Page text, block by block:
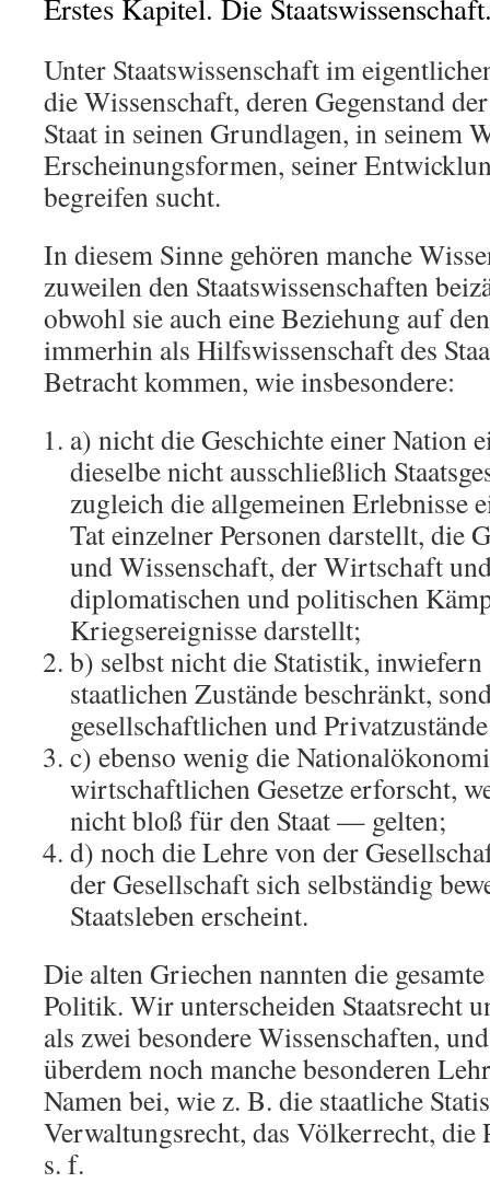
Erstes Kapitel. Die
Unter Staatswissenschaft im
die Wissenschaft, deren Gegenstand
Staat in seinen Grundlagen, in seinem
Erscheinungsformen, seiner
begreifen sucht.
In diesem Sinne gehören manche
zuweilen den Staatswissenschaften
obwohl sie auch eine Beziehung auf
immerhin als Hilfswissenschaft des
Betracht kommen, wie insbesondere:
a) nicht die Geschichte einer Nation
dieselbe nicht ausschließlich
zugleich die allgemeinen Erlebnisse
Tat einzelner Personen darstellt, die
und Wissenschaft, der Wirtschaft
diplomatischen und politischen
Kriegsereignisse darstellt;
b) selbst nicht die Statistik,
staatlichen Zustände beschränkt,
gesellschaftlichen und
c) ebenso wenig die
wirtschaftlichen Gesetze erforscht,
nicht bloß für den Staat — gelten;
d) noch die Lehre von der
der Gesellschaft sich selbständig
Staatsleben erscheint.
Die alten Griechen nannten die
Politik. Wir unterscheiden Staatsrecht
als zwei besondere Wissenschaften,
überdem noch manche besonderen
Namen bei, wie z. B. die staatliche
Verwaltungsrecht, das Völkerrecht, die
s. f.